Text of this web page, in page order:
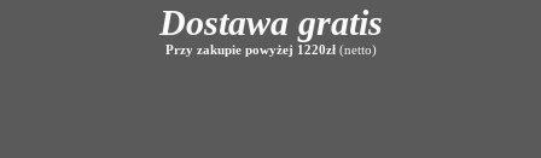
Dostawa gratis
Przy zakupie powyżej 1220zł(netto)